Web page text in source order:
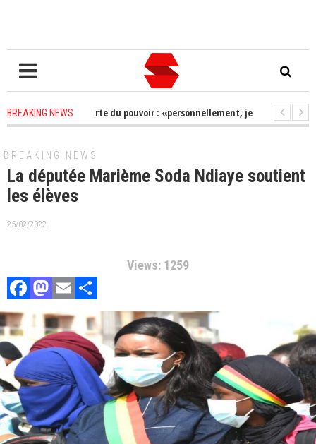
BREAKING NEWS
Ngom après la perte du pouvoir : «personnellement, je n’ai aucun
BREAKING NEWS
La députée Marième Soda Ndiaye soutient
les élèves
25/02/2022
Views: 1259
Facebook
Mastodon
Email